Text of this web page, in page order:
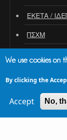
ΕΚΕΤΑ /
ΠΣΧΜ
We use cookies on
By clicking the
Accept No,